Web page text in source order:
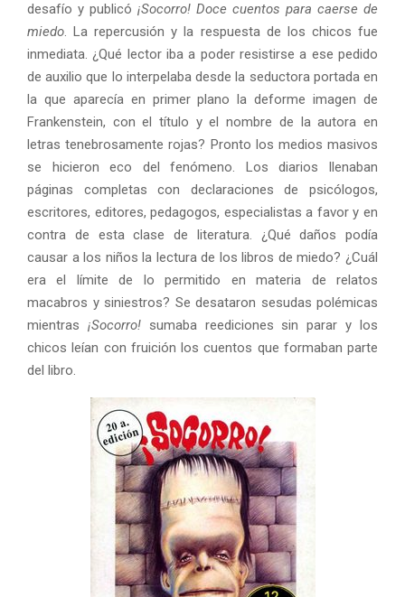
desafío y publicó ¡Socorro! Doce cuentos para caerse de
miedo. La repercusión y la respuesta de los chicos fue
inmediata. ¿Qué lector iba a poder resistirse a ese pedido
de auxilio que lo interpelaba desde la seductora portada en
la que aparecía en primer plano la deforme imagen de
Frankenstein, con el título y el nombre de la autora en
letras tenebrosamente rojas? Pronto los medios masivos
se hicieron eco del fenómeno. Los diarios llenaban
páginas completas con declaraciones de psicólogos,
escritores, editores, pedagogos, especialistas a favor y en
contra de esta clase de literatura. ¿Qué daños podía
causar a los niños la lectura de los libros de miedo? ¿Cuál
era el límite de lo permitido en materia de relatos
macabros y siniestros? Se desataron sesudas polémicas
mientras ¡Socorro!sumaba reediciones sin parar y los
chicos leían con fruición los cuentos que formaban parte
del libro.